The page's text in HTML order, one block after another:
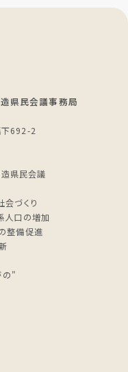
県民会議事務局
692-2
県民会議
会づくり
人口の増加
整備促進
の"